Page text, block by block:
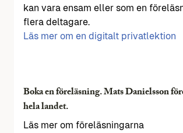
kan vara ensam eller som en
flera deltagare.
Läs mer om en digitalt privatlektion
Boka en föreläsning. Mats Danielsson
hela landet.
Läs mer om föreläsningarna